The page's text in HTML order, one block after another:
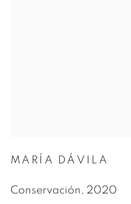
MARÍA DÁVILA
Conservación 2020